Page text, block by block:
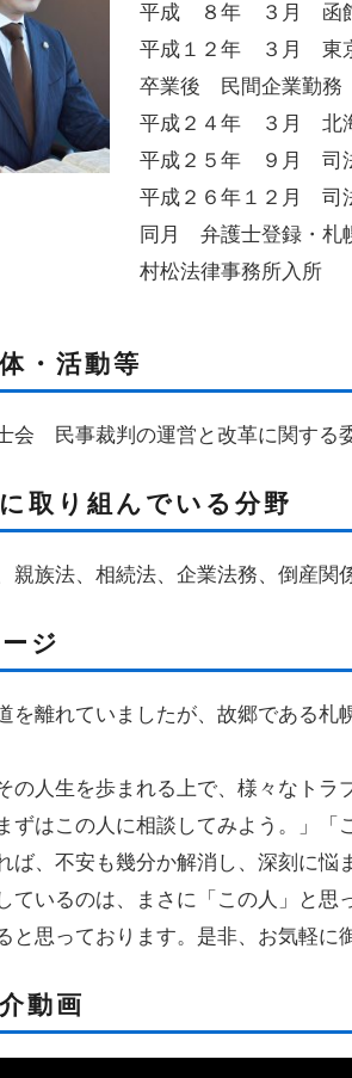
平成 ８年 ３月 函館
平成１２年 ３月 東
卒業後 民間企業勤務
平成２４年 ３月 北
平成２５年 ９月 司
平成２６年１２月 司
同月 弁護士登録・札
村松法律事務所入所
・活動等
会 民事裁判の運営と改革に関する
取り組んでいる分野
親族法、相続法、企業法務、倒産関
ジ
を離れていましたが、故郷である札
の人生を歩まれる上で、様々なト
ずはこの人に相談してみよう。」「
ば、不安も幾分か解消し、深刻に悩
ているのは、まさに「この人」と思
と思っております。是非、お気軽に
動画